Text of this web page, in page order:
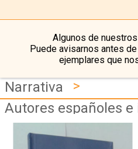
Algunos de
Puede avisarnos antes
ejemplares que
Narrativa
>